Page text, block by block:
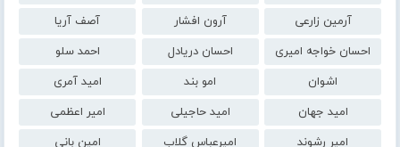
آرمین زارعی
آرون افشار
آصف آریا
احسان خواجه امیری
احسان دریادل
احمد سلو
اشوان
امو بند
امید آمری
امید جهان
امید حاجیلی
امیر اعظمی
امیر رشوند
امیرعباس گلاب
امین بانی